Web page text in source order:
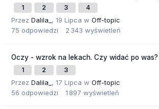
1 2 3 4
Przez Dalila_ , 19 Lipca w Off-topic
75 odpowiedzi 2 343 wyświetleń
Oczy - wzrok na lekach. Czy widać po was?
1 2 3
Przez Dalila_ , 17 Lipca w Off-topic
56 odpowiedzi 1 897 wyświetleń